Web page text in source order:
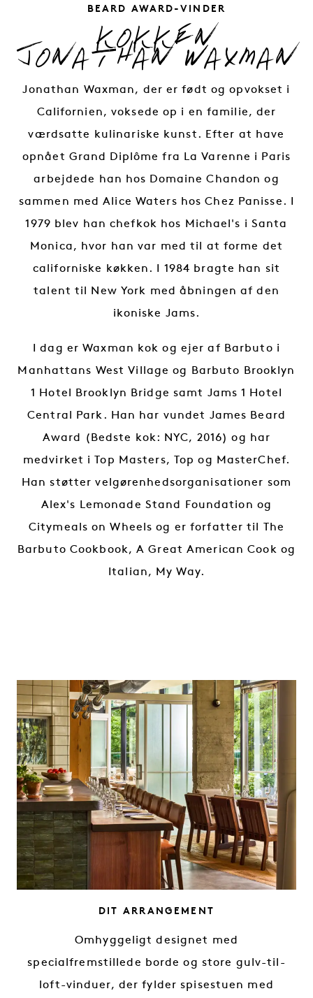
SLOGAN JAMES
BEARD AWARD-VINDER
KOKKEN
JONATHAN WAXMAN
Jonathan Waxman, der er født og opvokset i
Californien, voksede op i en familie, der
værdsatte kulinariske kunst. Efter at have
opnået Grand Diplôme fra La Varenne i Paris
arbejdede han hos Domaine Chandon og
sammen med Alice Waters hos Chez Panisse. I
1979 blev han chefkok hos Michael's i Santa
Monica, hvor han var med til at forme det
californiske køkken. I 1984 bragte han sit
talent til New York med åbningen af den
ikoniske Jams.
I dag er Waxman kok og ejer af Barbuto i
Manhattans West Village og Barbuto Brooklyn
1 Hotel Brooklyn Bridge samt Jams 1 Hotel
Central Park. Han har vundet James Beard
Award (Bedste kok: NYC, 2016) og har
medvirket i Top Masters, Top og MasterChef.
Han støtter velgørenhedsorganisationer som
Alex's Lemonade Stand Foundation og
Citymeals on Wheels og er forfatter til The
Barbuto Cookbook, A Great American Cook og
Italian, My Way.
SLOGAN VÆR VÆRT FOR
DIT ARRANGEMENT
Omhyggeligt designet med
specialfremstillede borde og store gulv-til-
loft-vinduer, der fylder spisestuen med